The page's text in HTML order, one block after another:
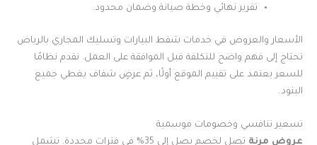
تقرير نهائي وخطة صيانة وضمان محدود.
الأسعار والعروض في خدمات شفط البيارات وتسليك المجاري بالرياض
تحتاج إلى فهم واضح للتكلفة قبل الموافقة على العمل. نقدم نظامًا
للسعر يعتمد على تقييم الموقع أولًا، ثم عرضٍ شفاف يغطي جميع
البنود.
تسعير تنافسي وخصومات موسمية
عروض مرنة
تصل لخصم يصل إلى 35% في فترات محددة. تشمل